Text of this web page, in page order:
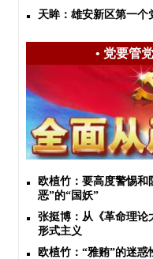
天眸：雄安新区第一个
• 党要管
欧植竹：要高度警惕和
恶”的“国妖”
张挺博：从《革命理论
形式主义
欧植竹：“雅贿”的迷惑